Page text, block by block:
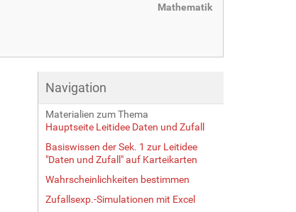
Mathematik
Navigation
Materialien zum Thema
Hauptseite Leitidee Daten und Zufall
Basiswissen der Sek. 1 zur Leitidee
"Daten und Zufall" auf Karteikarten
Wahrscheinlichkeiten bestimmen
Zufallsexp.-Simulationen mit Excel